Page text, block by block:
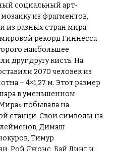
социальный арт-
из фрагментов,
из разных стран мира.
рекорд Гиннесса
наибольшее
друг другу кисть. На
2070 человек из
– 4×1,27 м. Этот размер
в уменьшенном
побывала на
станци. Свои символы на
Димаш
Тимур
Рой Джонс, Бай Линг и